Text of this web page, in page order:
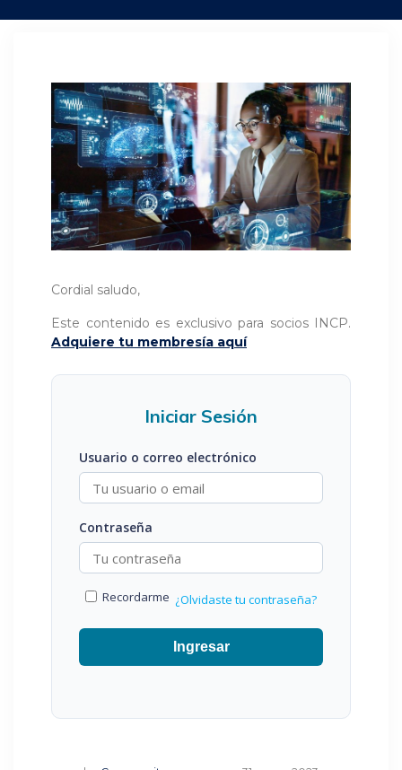
Cordial saludo,
Este contenido es exclusivo para socios INCP.
Adquiere tu membresía aquí
Iniciar Sesión
Usuario o correo electrónico
Contraseña
Recordarme ¿Olvidaste tu contraseña?
Ingresar